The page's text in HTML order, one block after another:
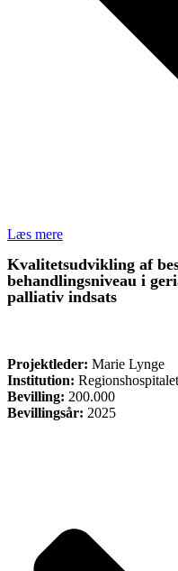
Læs mere
Kvalitetsudvikling af
behandlingsniveau i
palliativ indsats
Projektleder: Marie Lynge
Institution:
Bevilling: 200.000
Bevillingsår: 2025